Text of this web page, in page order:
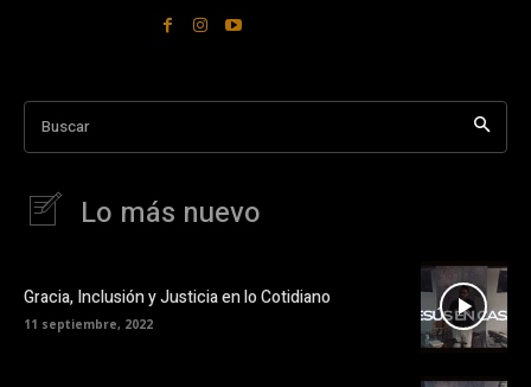
Buscar
Lo más nuevo
Gracia, Inclusión y Justicia en lo Cotidiano
11 septiembre, 2022